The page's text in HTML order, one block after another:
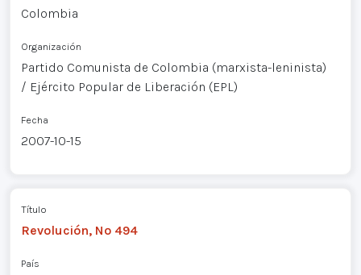
Colombia
Organización
Partido Comunista de Colombia (marxista-leninista)
/ Ejército Popular de Liberación (EPL)
Fecha
2007-10-15
Título
Revolución, Nº 494
País